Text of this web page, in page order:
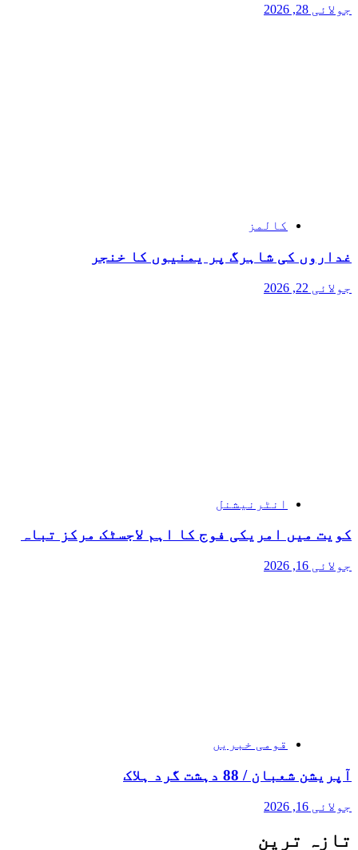
جولائی 28, 2026
کالمز
غداروں کی شاہرگ پر یمنیوں کا خنجر
جولائی 22, 2026
انٹرنیشنل
کویت میں امریکی فوج کا اہم لاجسٹک مرکز تباہ
جولائی 16, 2026
قومی خبریں
آپریشن شعبان / 88 دہشت گرد ہلاک
جولائی 16, 2026
تازہ ترین